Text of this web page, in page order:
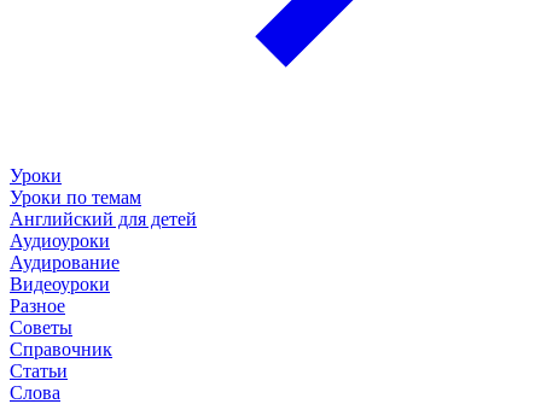
Уроки
Уроки по темам
Английский для детей
Аудиоуроки
Аудирование
Видеоуроки
Разное
Советы
Справочник
Статьи
Слова